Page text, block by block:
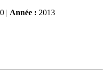
| Année : 2013